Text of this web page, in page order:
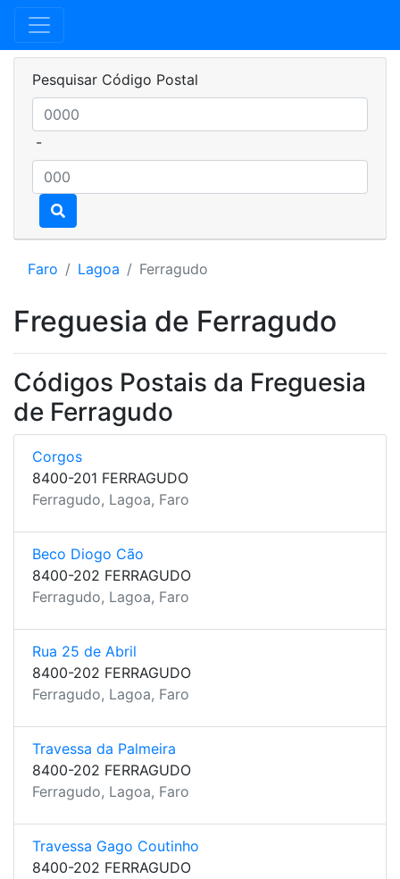
Pesquisar Código Postal
-
Faro Lagoa Ferragudo
Freguesia de Ferragudo
Códigos Postais da Freguesia
de Ferragudo
Corgos
8400-201 FERRAGUDO
Ferragudo, Lagoa, Faro
Beco Diogo Cão
8400-202 FERRAGUDO
Ferragudo, Lagoa, Faro
Rua 25 de Abril
8400-202 FERRAGUDO
Ferragudo, Lagoa, Faro
Travessa da Palmeira
8400-202 FERRAGUDO
Ferragudo, Lagoa, Faro
Travessa Gago Coutinho
8400-202 FERRAGUDO